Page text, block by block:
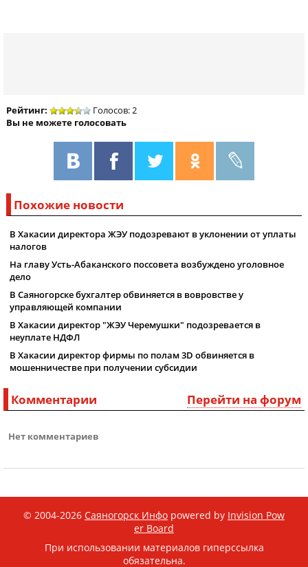
Рейтинг:
Голосов: 2
Вы не можете голосовать
Похожие новости
В Хакасии директора ЖЭУ подозревают в уклонении от уплаты
налогов
На главу Усть-Абаканского поссовета возбуждено уголовное
дело
В Саяногорске бухгалтер обвиняется в вовровстве у
управляющей компании
В Хакасии директор "ЖЭУ Черемушки" подозревается в
неуплате НДФЛ
В Хакасии директор фирмы по полам 3D обвиняется в
мошенничестве при получении субсидии
Перейти на форум
Комментарии
Нет комментариев
© 2004-2026 Саяногорск Инфо powered by Invision Pow
er Board
При использовании материалов гиперссылка
обязательна.